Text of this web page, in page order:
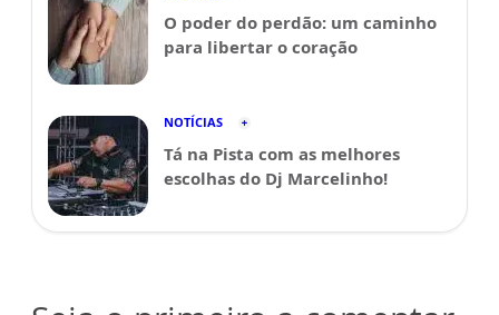
O poder do perdão: um caminho
para libertar o coração
NOTÍCIAS
Tá na Pista com as melhores
escolhas do Dj Marcelinho!